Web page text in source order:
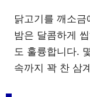
닭고기를 깨소
밤은 달콤하게
도 훌륭합니다.
속까지 꽉 찬 삼